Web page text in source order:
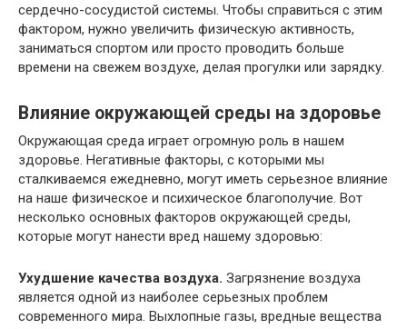
сердечно-сосудистой системы. Чтобы справиться с этим
фактором, нужно увеличить физическую активность,
заниматься спортом или просто проводить больше
времени на свежем воздухе, делая прогулки или зарядку.
Влияние окружающей среды на здоровье
Окружающая среда играет огромную роль в нашем
здоровье. Негативные факторы, с которыми мы
сталкиваемся ежедневно, могут иметь серьезное влияние
на наше физическое и психическое благополучие. Вот
несколько основных факторов окружающей среды,
которые могут нанести вред нашему здоровью:
Ухудшение качества воздуха. Загрязнение воздуха
является одной из наиболее серьезных проблем
современного мира. Выхлопные газы, вредные вещества